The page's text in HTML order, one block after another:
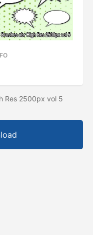
Res 2500px vol 5